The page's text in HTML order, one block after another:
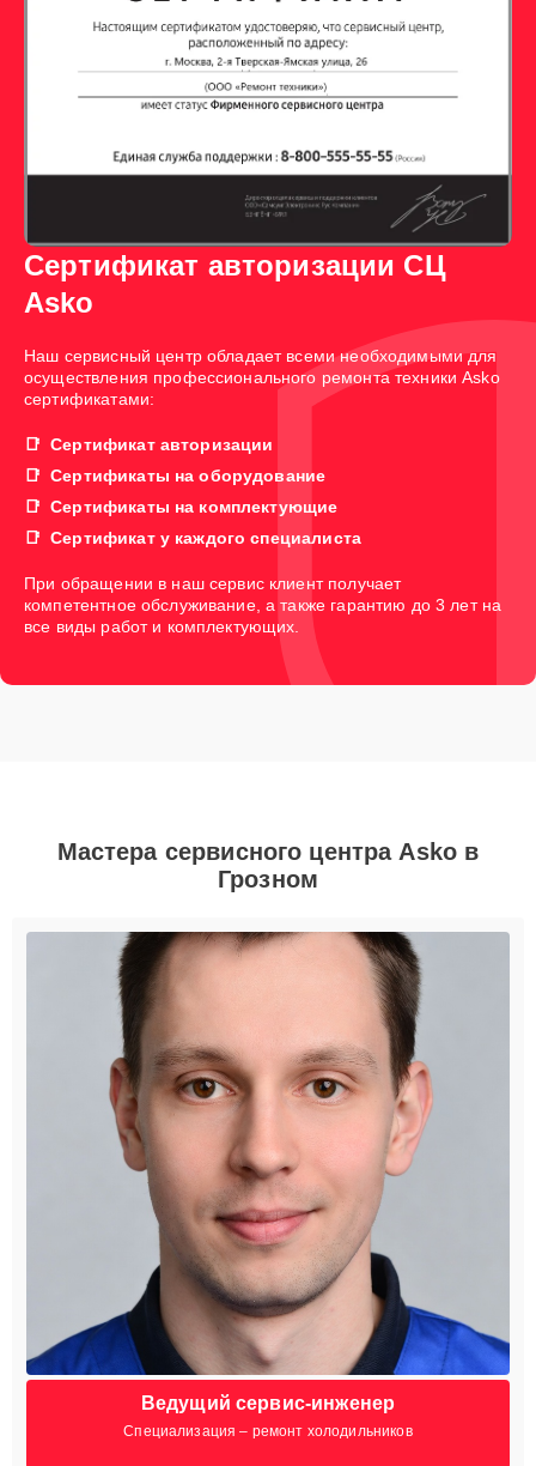
Сертификат авторизации СЦ
Asko
Наш сервисный центр обладает всеми необходимыми для
осуществления профессионального ремонта техники Asko
сертификатами:
Сертификат авторизации
Сертификаты на оборудование
Сертификаты на комплектующие
Сертификат у каждого специалиста
При обращении в наш сервис клиент получает
компетентное обслуживание, а также гарантию до 3 лет на
все виды работ и комплектующих.
Мастера сервисного центра Asko в
Грозном
Ведущий сервис-инженер
Специализация – ремонт холодильников